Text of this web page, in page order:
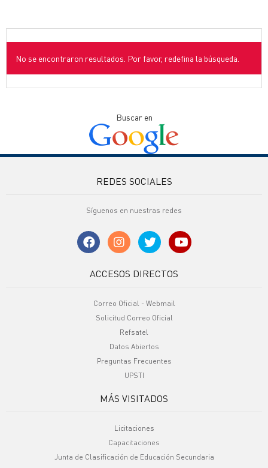
No se encontraron resultados. Por favor, redefina la búsqueda.
Buscar en
REDES SOCIALES
Síguenos en nuestras redes
ACCESOS DIRECTOS
Correo Oficial - Webmail
Solicitud Correo Oficial
Refsatel
Datos Abiertos
Preguntas Frecuentes
UPSTI
MÁS VISITADOS
Licitaciones
Capacitaciones
Junta de Clasificación de Educación Secundaria